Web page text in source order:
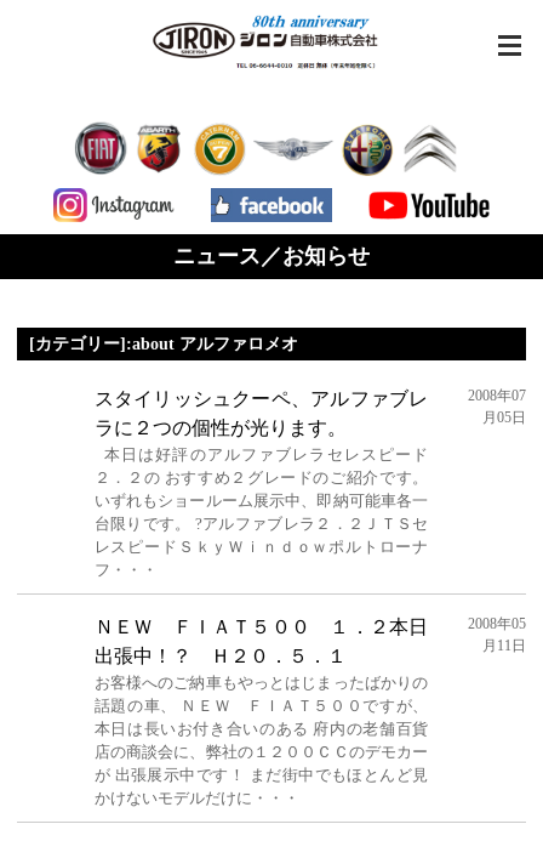
ニュース／お知らせ
[カテゴリー]:about アルファロメオ
スタイリッシュクーペ、アルファブレ
ラに２つの個性が光ります。
本日は好評のアルファブレラセレスピード
２．２の おすすめ２グレードのご紹介です。
いずれもショールーム展示中、即納可能車各一
台限りです。 ?アルファブレラ２．２ＪＴＳセ
レスピードＳｋｙＷｉｎｄｏｗポルトローナ
フ・・・
2008年07
月05日
ＮＥＷ ＦＩＡＴ５００ １．２本日
出張中！？ Ｈ２０．５．１
お客様へのご納車もやっとはじまったばかりの
話題の車、 ＮＥＷ ＦＩＡＴ５００ですが、
本日は長いお付き合いのある 府内の老舗百貨
店の商談会に、弊社の１２００ＣＣのデモカー
が 出張展示中です！ まだ街中でもほとんど見
かけないモデルだけに・・・
2008年05
月11日